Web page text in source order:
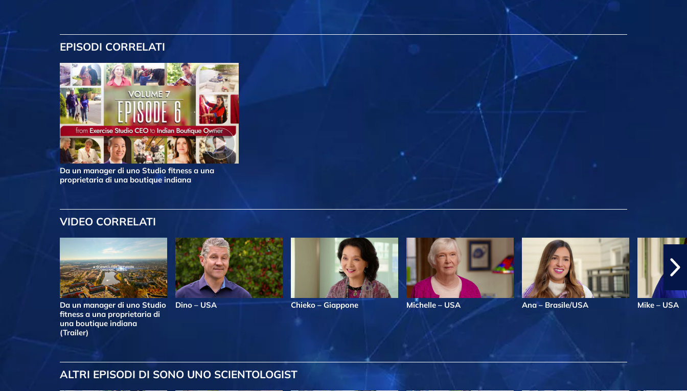
EPISODI CORRELATI
Da un manager di uno Studio fitness a una
proprietaria di una boutique indiana
VIDEO CORRELATI
Da un manager di uno Studio
fitness a una proprietaria di
una boutique indiana
(Trailer)
Dino – USA Chieko – Giappone Michelle – USA Ana – Brasile/USA Mike – USA
ALTRI EPISODI DI SONO UNO SCIENTOLOGIST